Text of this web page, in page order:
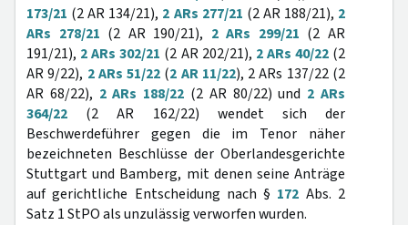
173/21 (2 AR 134/21), 2 ARs 277/21 (2 AR 188/21), 2
ARs 278/21 (2 AR 190/21), 2 ARs 299/21 (2 AR
191/21), 2 ARs 302/21 (2 AR 202/21), 2 ARs 40/22(2
AR 9/22), 2 ARs 51/22 (2 AR 11/22), 2 ARs 137/22 (2
AR 68/22), 2 ARs 188/22 (2 AR 80/22) und 2 ARs
364/22 (2 AR 162/22) wendet sich der
Beschwerdeführer gegen die im Tenor näher
bezeichneten Beschlüsse der Oberlandesgerichte
Stuttgart und Bamberg, mit denen seine Anträge
auf gerichtliche Entscheidung nach § 172 Abs. 2
Satz 1 StPO als unzulässig verworfen wurden.